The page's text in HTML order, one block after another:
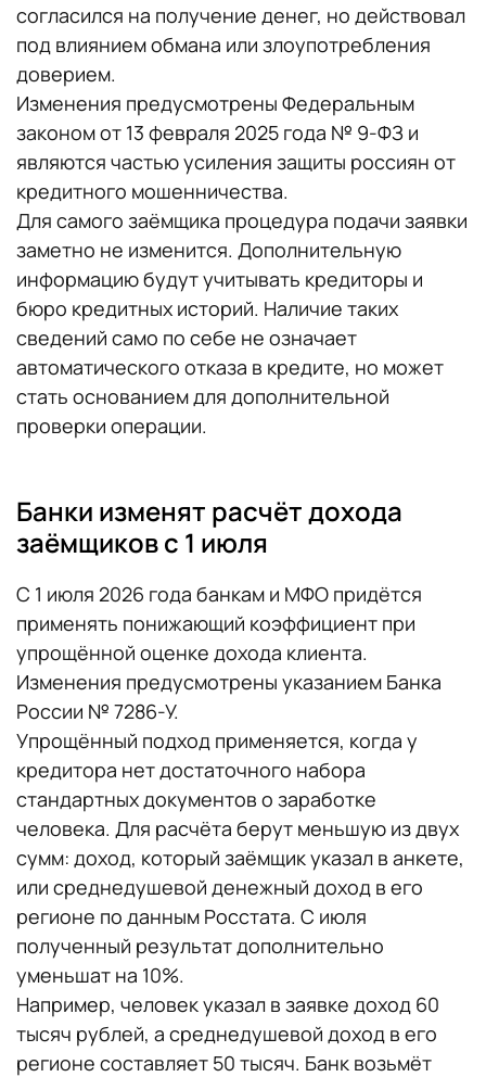
согласился на получение денег, но действовал
под влиянием обмана или злоупотребления
доверием.
Изменения предусмотрены Федеральным
законом от 13 февраля 2025 года № 9-ФЗ и
являются частью усиления защиты россиян от
кредитного мошенничества.
Для самого заёмщика процедура подачи заявки
заметно не изменится. Дополнительную
информацию будут учитывать кредиторы и
бюро кредитных историй. Наличие таких
сведений само по себе не означает
автоматического отказа в кредите, но может
стать основанием для дополнительной
проверки операции.
Банки изменят расчёт дохода
заёмщиков с 1 июля
С 1 июля 2026 года банкам и МФО придётся
применять понижающий коэффициент при
упрощённой оценке дохода клиента.
Изменения предусмотрены указанием Банка
России № 7286-У.
Упрощённый подход применяется, когда у
кредитора нет достаточного набора
стандартных документов о заработке
человека. Для расчёта берут меньшую из двух
сумм: доход, который заёмщик указал в анкете,
или среднедушевой денежный доход в его
регионе по данным Росстата. С июля
полученный результат дополнительно
уменьшат на 10%.
Например, человек указал в заявке доход 60
тысяч рублей, а среднедушевой доход в его
регионе составляет 50 тысяч. Банк возьмёт